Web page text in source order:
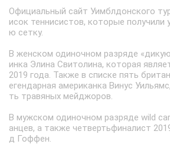
Официальный сайт Уимблдонского
исок теннисистов, которые получили
ю сетку.
В женском одиночном разряде «дикую
инка Элина Свитолина, которая
2019 года. Также в списке пять
егендарная американка Винус
ть травяных мейджоров.
В мужском одиночном разряде wild
анцев, а также четвертьфиналист
д Гоффен.